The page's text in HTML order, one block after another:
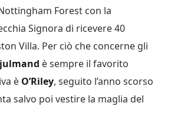
Forest con la
Signora di ricevere 40
Villa. Per ciò che concerne gli
è sempre il favorito
è O’Riley, seguito l’anno scorso
salvo poi vestire la maglia del